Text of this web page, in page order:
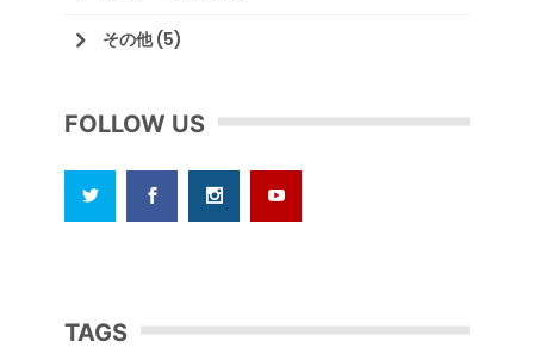
その他(5)
FOLLOW US
TAGS